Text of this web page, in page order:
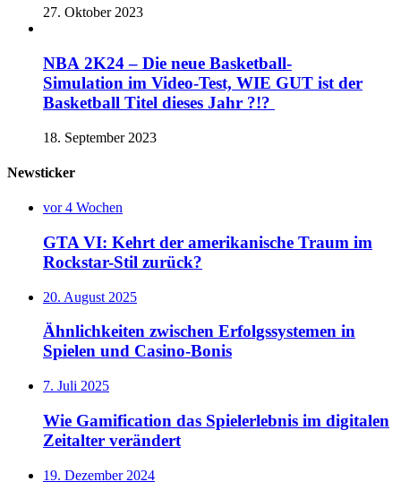
27. Oktober 2023
NBA 2K24 – Die neue Basketball-
Simulation im Video-Test, WIE GUT ist der
Basketball Titel dieses Jahr ?!?
18. September 2023
Newsticker
vor 4 Wochen
GTA VI: Kehrt der amerikanische Traum im
Rockstar-Stil zurück?
20. August 2025
Ähnlichkeiten zwischen Erfolgssystemen in
Spielen und Casino‑Bonis
7. Juli 2025
Wie Gamification das Spielerlebnis im digitalen
Zeitalter verändert
19. Dezember 2024